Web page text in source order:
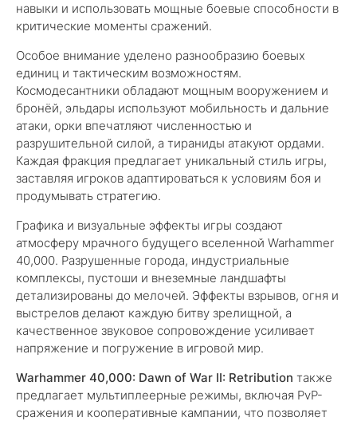
навыки и использовать мощные боевые способности в
критические моменты сражений.
Особое внимание уделено разнообразию боевых
единиц и тактическим возможностям.
Космодесантники обладают мощным вооружением и
бронёй, эльдары используют мобильность и дальние
атаки, орки впечатляют численностью и
разрушительной силой, а тираниды атакуют ордами.
Каждая фракция предлагает уникальный стиль игры,
заставляя игроков адаптироваться к условиям боя и
продумывать стратегию.
Графика и визуальные эффекты игры создают
атмосферу мрачного будущего вселенной Warhammer
40,000. Разрушенные города, индустриальные
комплексы, пустоши и внеземные ландшафты
детализированы до мелочей. Эффекты взрывов, огня и
выстрелов делают каждую битву зрелищной, а
качественное звуковое сопровождение усиливает
напряжение и погружение в игровой мир.
Warhammer 40,000: Dawn of War II: Retribution также
предлагает мультиплеерные режимы, включая PvP-
сражения и кооперативные кампании, что позволяет